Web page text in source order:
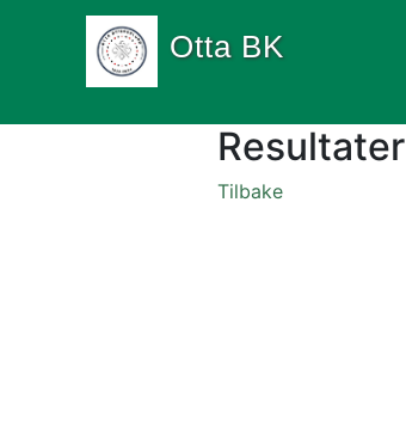
Otta BK
Resultater
Tilbake